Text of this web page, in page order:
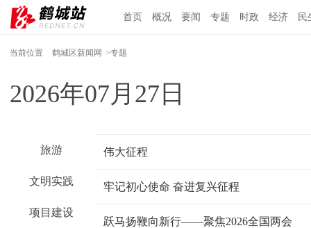
首页 概况 要闻 专题 时政 经济 民
当前位置 鹤城区新闻网 >专题
2026年07月27日
旅游
文明实践
项目建设
伟大征程
牢记初心使命 奋进复兴征程
跃马扬鞭向新行——聚焦2026全国两会